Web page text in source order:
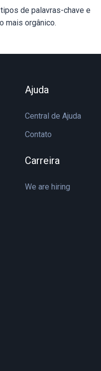
de palavras-chave e
mais orgânico.
Ajuda
Central de Ajuda
Contato
Carreira
We are hiring